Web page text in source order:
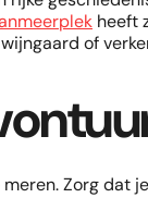
heeft
of
Zorg dat